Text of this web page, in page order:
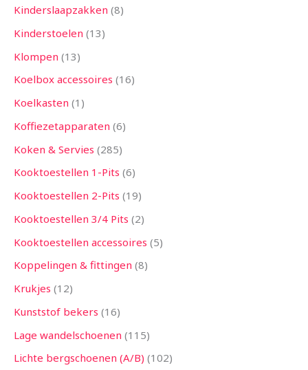
Kinderslaapzakken 8
Kinderstoelen 13
Klompen 13
Koelbox accessoires 16
Koelkasten 1
Koffiezetapparaten 6
Koken & Servies 285
Kooktoestellen 1-Pits 6
Kooktoestellen 2-Pits 19
Kooktoestellen 3/4 Pits 2
Kooktoestellen accessoires 5
Koppelingen & fittingen 8
Krukjes 12
Kunststof bekers 16
Lage wandelschoenen 115
Lichte bergschoenen (A/B) 102